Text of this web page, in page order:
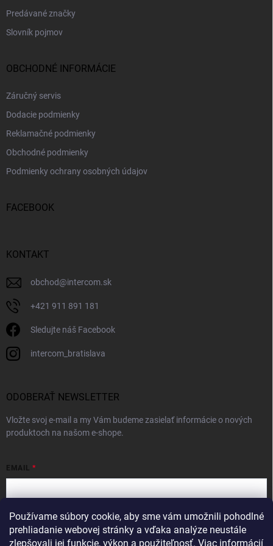
Používame súbory cookie, aby sme vám umožnili pohodlné
prehliadanie webovej stránky a vďaka analýze neustále
zlepšovali jej funkcie, výkon a použiteľnosť. Viac informácií
Predávané značky
Slovník pojmov
OBCHODNÉ INFORMÁCIE
Záručný servis
Dodacie podmienky
Reklamačné podmienky
Obchodné podmienky
Podmienky ochrany osobných údajov
FACEBOOK
KONTAKT
obchod@intercom.sk
+421 911 891 181
Sledujte náš Facebook
intercom_bratislava
ODOBERAŤ NEWSLETTER
Vložte svoj e-mail a my Vám budeme zasielať informácie o nových
produktoch na našom e-shope.
EMAIL
Vložením e-mailu súhlasíte spodmienkami ochrany osobných údajov